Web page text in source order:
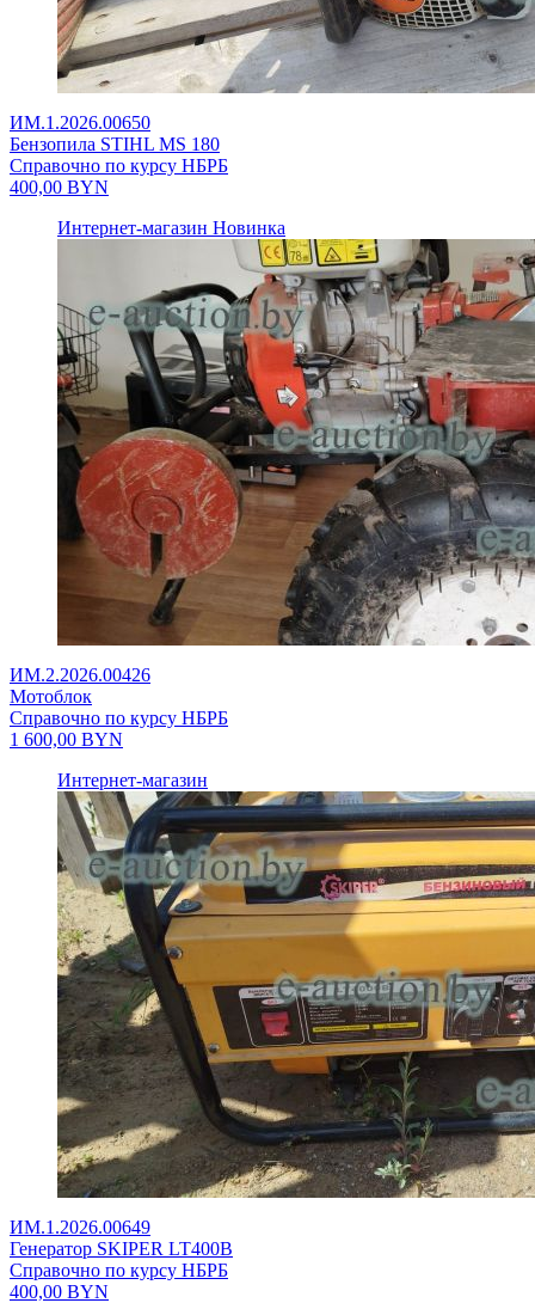
ИМ.1.2026.00650
Бензопила STIHL MS 180
Справочно по курсу НБРБ
400,00 BYN
Интернет-магазин Новинка
ИМ.2.2026.00426
Мотоблок
Справочно по курсу НБРБ
1 600,00 BYN
Интернет-магазин
ИМ.1.2026.00649
Генератор SKIPER LT400В
Справочно по курсу НБРБ
400,00 BYN